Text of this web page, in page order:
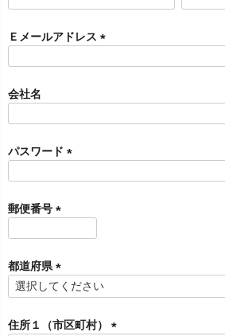
須
)
Ｅメールアドレス
)
会社名
パスワード
)
郵便番号
須
)
都道府県
(
須
住所１（市区町村）